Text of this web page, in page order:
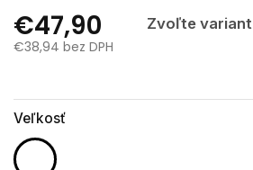
€47,90
Zvoľte variant
€38,94 bez DPH
Veľkosť